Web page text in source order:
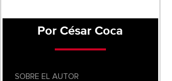
Por César Coca
SOBRE EL AUTOR